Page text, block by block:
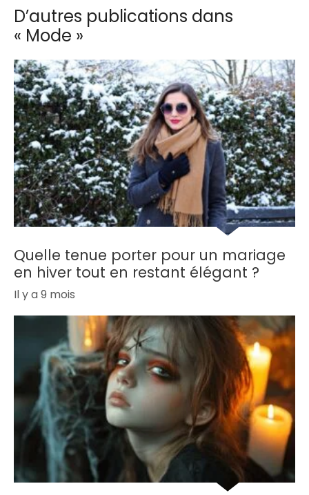
D’autres publications dans
« Mode »
Quelle tenue porter pour un mariage
en hiver tout en restant élégant ?
Il y a 9 mois